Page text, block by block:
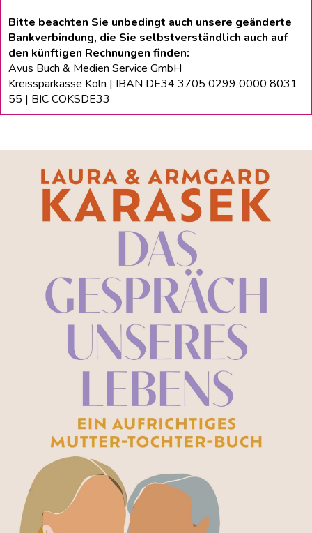
Bitte beachten Sie unbedingt auch unsere geänderte
Bankverbindung, die Sie selbstverständlich auch auf
den künftigen Rechnungen finden:
Avus Buch & Medien Service GmbH
Kreissparkasse Köln | IBAN DE34 3705 0299 0000 8031
55 | BIC COKSDE33